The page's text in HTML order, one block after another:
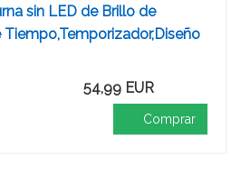
sin LED de Brillo de
54,99 EUR
Comprar